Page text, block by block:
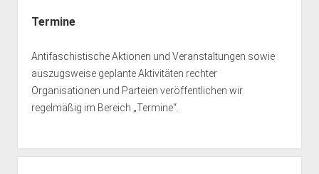
Termine
Antifaschistische Aktionen und Veranstaltungen sowie
auszugsweise geplante Aktivitäten rechter
Organisationen und Parteien veröffentlichen wir
regelmäßig im Bereich „Termine“.